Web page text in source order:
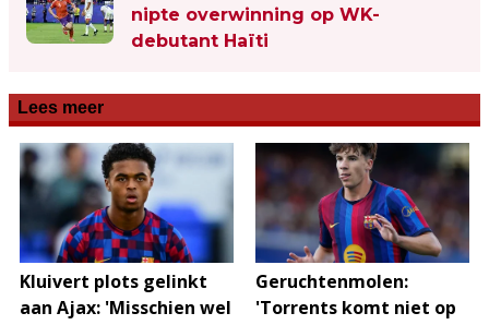
nipte overwinning op WK-
debutant Haïti